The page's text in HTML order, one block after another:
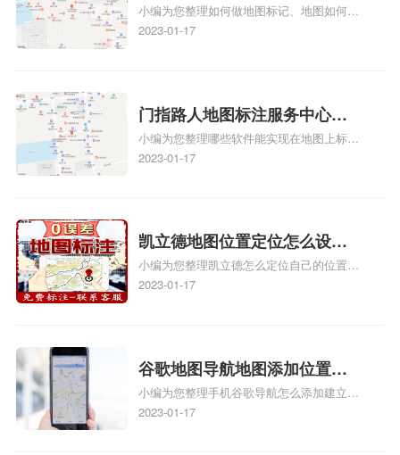
何做花小猪打车地图位置标
记？门指路人地图标注服务中
小编为您整理如何做地图标记、地图如何做
标记、so搜街景中如何做标记、360e启花贷
关地图标注知识，详情可查看下方正文！
2023-01-17
门指路人地图标注服务中心地
图位置地址标记？门指路人地
图标注服务中心苹果地图位置
小编为您整理哪些软件能实现在地图上标记
门指路人地图标注服务中心位置、门指路人
门指路人地图标注服务中心地址标注上地图
怎么弄相关地图标注知识，详情可查看下方
正文！
2023-01-17
凯立德地图位置定位怎么设置
自己的指路人地图标注服务中
心名？凯立德地图位置定位怎
小编为您整理凯立德怎么定位自己的位置
啊、手机凯立德地图定位怎么设置往上走、
地图标注服务中心铺招牌相关地图标注知
识，详情可查看下方正文！
2023-01-17
谷歌地图导航地图添加位置？
添加谷歌地图导航位置？
小编为您整理手机谷歌导航怎么添加建立多
人位置、如何在地图，谷歌地图添加公司位
2023-01-17